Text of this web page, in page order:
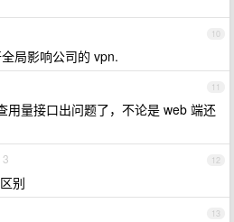
10
局影响公司的 vpn.
11
用量接口出问题了，不论是 web 端还
12
别
13